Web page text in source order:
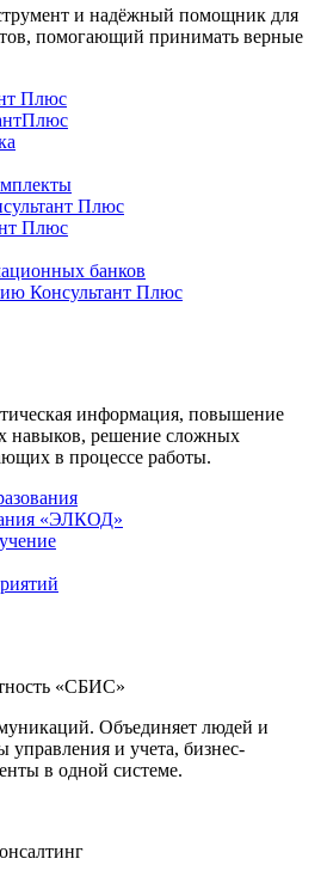
и надёжный помощник для
помогающий принимать верные
Плюс
Плюс
Плюс
банков
Консультант Плюс
информация, повышение
навыков, решение сложных
в процессе работы.
«ЭЛКОД»
«СБИС»
Объединяет людей и
управления и учета, бизнес-
в одной системе.